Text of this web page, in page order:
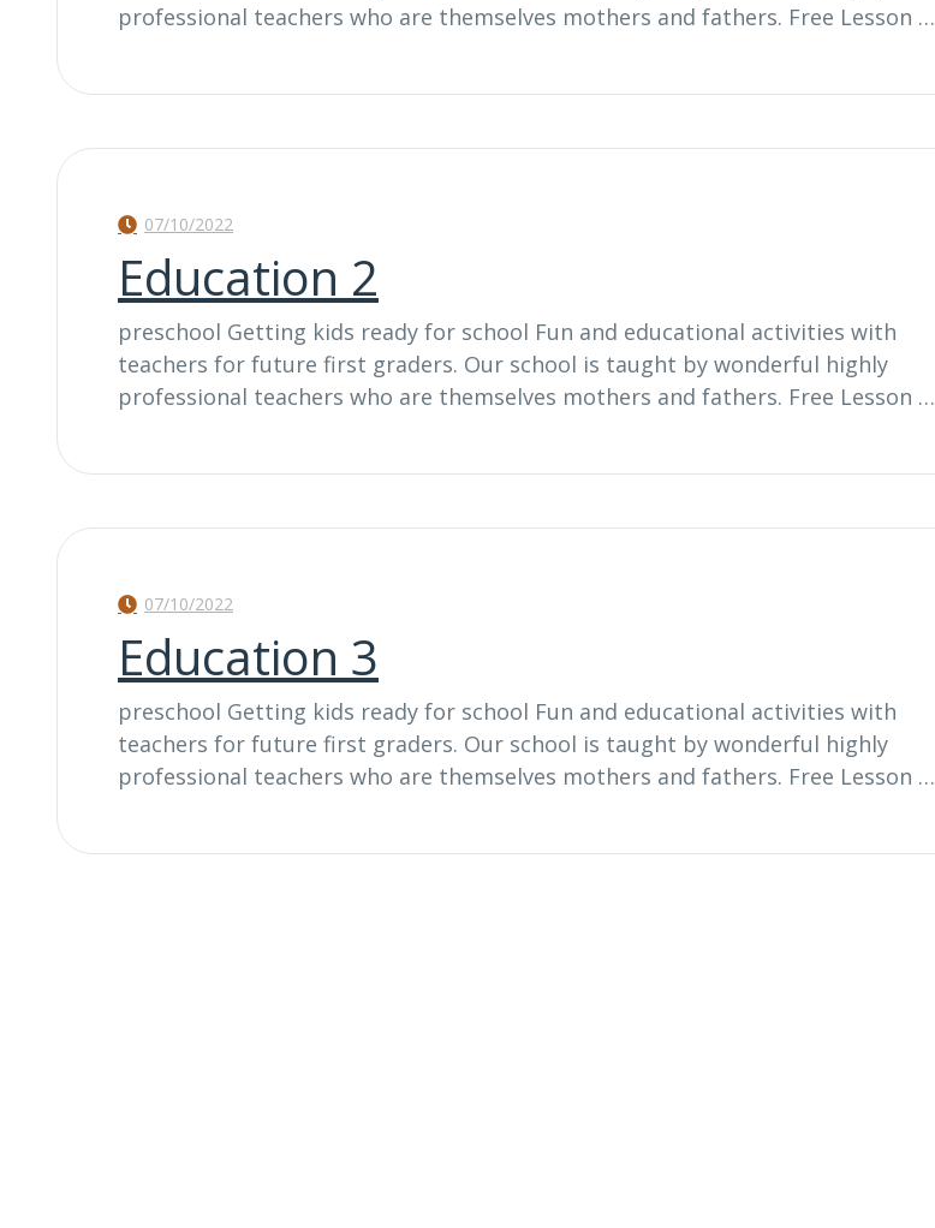
professional teachers who are themselves mothers and fathers. Free Lesson …
07/10/2022
Education 2
preschool Getting kids ready for school Fun and educational activities with
teachers for future first graders. Our school is taught by wonderful highly
professional teachers who are themselves mothers and fathers. Free Lesson …
07/10/2022
Education 3
preschool Getting kids ready for school Fun and educational activities with
teachers for future first graders. Our school is taught by wonderful highly
professional teachers who are themselves mothers and fathers. Free Lesson …